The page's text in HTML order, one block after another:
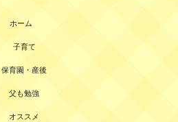
ホーム
子育て
保育園・産後
父も勉強
オススメ